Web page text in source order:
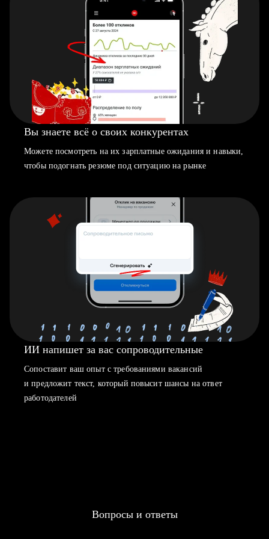
Вы знаете всё о своих конкурентах
Можете посмотреть на их зарплатные ожидания и навыки,
чтобы подогнать резюме под ситуацию на рынке
ИИ напишет за вас сопроводительные
Сопоставит ваш опыт с требованиями вакансий
и предложит текст, который повысит шансы на ответ
работодателей
Вопросы и ответы